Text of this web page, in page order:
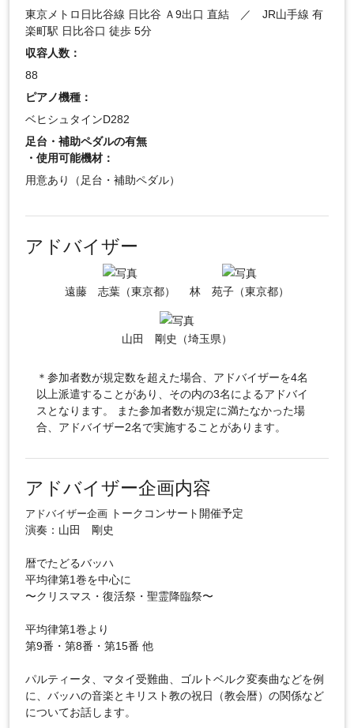
東京メトロ日比谷線 日比谷 Ａ9出口 直結 ／ JR山手線 有
楽町駅 日比谷口 徒歩 5分
収容人数：
88
ピアノ機種：
ベヒシュタインD282
足台・補助ペダルの有無
・使用可能機材：
用意あり（足台・補助ペダル）
アドバイザー
遠藤 志葉（東京都） 林 苑子（東京都）
山田 剛史（埼玉県）
＊参加者数が規定数を超えた場合、アドバイザーを4名
以上派遣することがあり、その内の3名によるアドバイ
スとなります。 また参加者数が規定に満たなかった場
合、アドバイザー2名で実施することがあります。
アドバイザー企画内容
アドバイザー企画トークコンサート開催予定
演奏：山田 剛史
暦でたどるバッハ
平均律第1巻を中心に
〜クリスマス・復活祭・聖霊降臨祭〜
平均律第1巻より
第9番・第8番・第15番 他
パルティータ、マタイ受難曲、ゴルトベルク変奏曲などを例
に、バッハの音楽とキリスト教の祝日（教会暦）の関係など
についてお話します。